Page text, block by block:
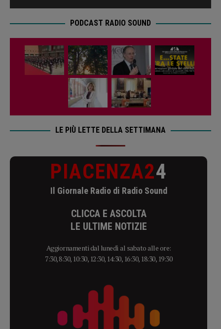
PODCAST RADIO SOUND
LE PIÙ LETTE DELLA SETTIMANA
PIACENZA24
Il Giornale Radio di Radio Sound
CLICCA E ASCOLTA
LE ULTIME NOTIZIE
Aggiornamenti dal lunedì al sabato alle ore:
7:30, 8:30, 10:30, 12:30, 14:30, 16:30, 18:30, 19:30